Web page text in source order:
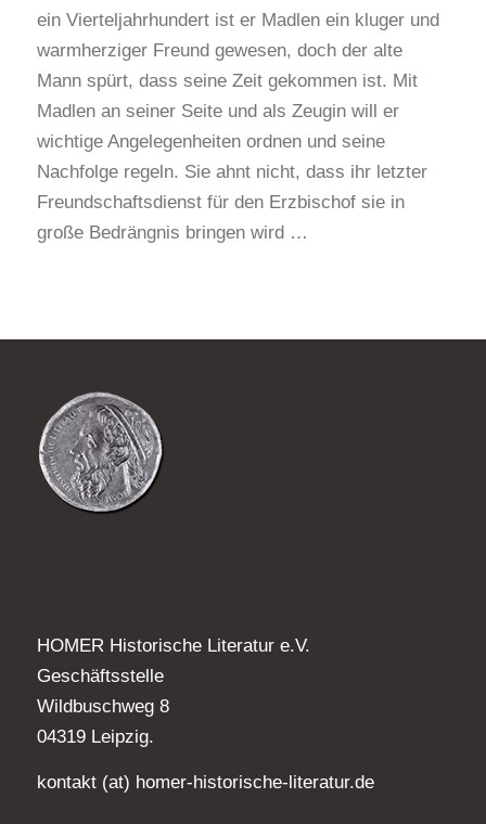
ein Vierteljahrhundert ist er Madlen ein kluger und
warmherziger Freund gewesen, doch der alte
Mann spürt, dass seine Zeit gekommen ist. Mit
Madlen an seiner Seite und als Zeugin will er
wichtige Angelegenheiten ordnen und seine
Nachfolge regeln. Sie ahnt nicht, dass ihr letzter
Freundschaftsdienst für den Erzbischof sie in
große Bedrängnis bringen wird …
HOMER Historische Literatur e.V.
Geschäftsstelle
Wildbuschweg 8
04319 Leipzig.
kontakt (at) homer-historische-literatur.de